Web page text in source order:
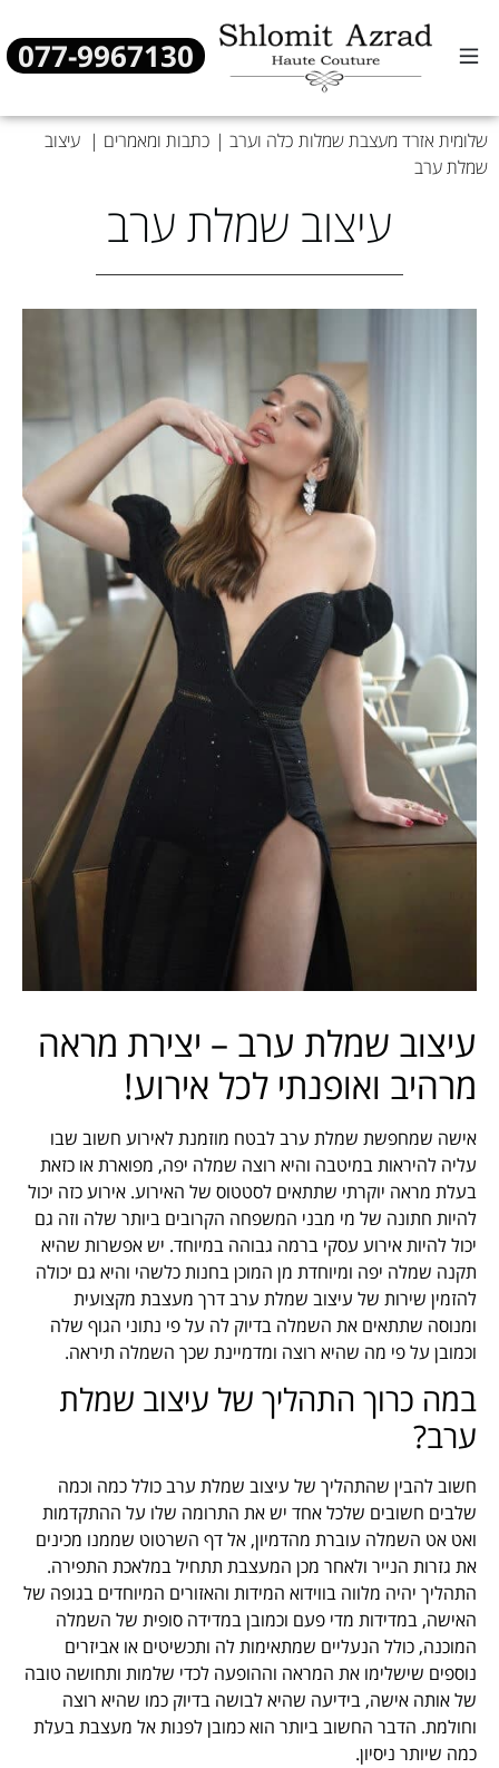
077-9967130
שלומית אזרד מעצבת שמלות כלה וערב | כתבות ומאמרים | עיצוב
שמלת ערב
עיצוב שמלת ערב
עיצוב שמלת ערב – יצירת מראה
מרהיב ואופנתי לכל אירוע!
אישה שמחפשת שמלת ערב לבטח מוזמנת לאירוע חשוב שבו
עליה להיראות במיטבה והיא רוצה שמלה יפה, מפוארת או כזאת
בעלת מראה יוקרתי שתתאים לסטטוס של האירוע. אירוע כזה יכול
להיות חתונה של מי מבני המשפחה הקרובים ביותר שלה וזה גם
יכול להיות אירוע עסקי ברמה גבוהה במיוחד. יש אפשרות שהיא
תקנה שמלה יפה ומיוחדת מן המוכן בחנות כלשהי והיא גם יכולה
להזמין שירות של עיצוב שמלת ערב דרך מעצבת מקצועית
ומנוסה שתתאים את השמלה בדיוק לה על פי נתוני הגוף שלה
וכמובן על פי מה שהיא רוצה ומדמיינת שכך השמלה תיראה.
במה כרוך התהליך של עיצוב שמלת
ערב?
חשוב להבין שהתהליך של עיצוב שמלת ערב כולל כמה וכמה
שלבים חשובים שלכל אחד יש את התרומה שלו על ההתקדמות
ואט אט השמלה עוברת מהדמיון, אל דף השרטוט שממנו מכינים
את גזרות הנייר ולאחר מכן המעצבת תתחיל במלאכת התפירה.
התהליך יהיה מלווה בווידוא המידות והאזורים המיוחדים בגופה של
האישה, במדידות מדי פעם וכמובן במדידה סופית של השמלה
המוכנה, כולל הנעליים שמתאימות לה ותכשיטים או אביזרים
נוספים שישלימו את המראה וההופעה לכדי שלמות ותחושה טובה
של אותה אישה, בידיעה שהיא לבושה בדיוק כמו שהיא רוצה
וחולמת. הדבר החשוב ביותר הוא כמובן לפנות אל מעצבת בעלת
כמה שיותר ניסיון.